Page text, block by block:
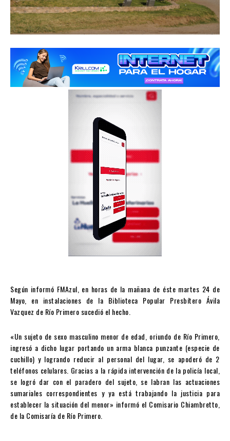
Según informó FMAzul, en horas de la mañana de éste martes 24 de
Mayo, en instalaciones de la Biblioteca Popular Presbítero Ávila
Vazquez de Río Primero sucedió el hecho.
«Un sujeto de sexo masculino menor de edad, oriundo de Río Primero,
ingresó a dicho lugar portando un arma blanca punzante (especie de
cuchillo) y logrando reducir al personal del lugar, se apoderó de 2
teléfonos celulares. Gracias a la rápida intervención de la policía local,
se logró dar con el paradero del sujeto, se labran las actuaciones
sumariales correspondientes y ya está trabajando la justicia para
establecer la situación del menor» informó el Comisario Chiambretto,
de la Comisaría de Río Primero.